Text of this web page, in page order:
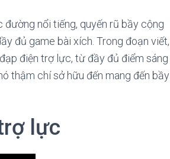
nổi tiếng, quyến rũ bầy cộng
đủ game bài xích. Trong đoạn viết,
điện trợ lực, từ đầy đủ điểm sáng
thậm chí sở hữu đến mang đến bầy
lực